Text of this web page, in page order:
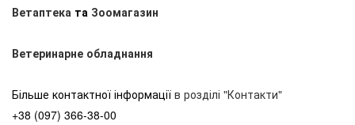
Ветаптека та Зоомагазин
Ветеринарне обладнання
Більше контактної інформації в розділі "Контакти"
+38 (097) 366-38-00